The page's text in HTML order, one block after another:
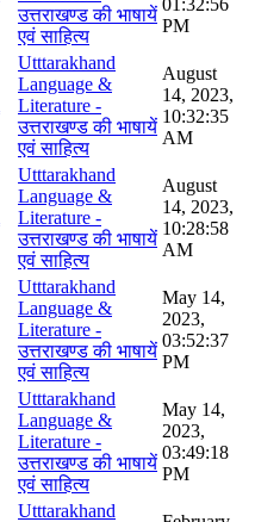
उत्तराखण्ड की भाषायें
एवं साहित्य
PM
Utttarakhand
Language &
Literature -
उत्तराखण्ड की भाषायें
एवं साहित्य
August
14, 2023,
10:32:35
AM
Utttarakhand
Language &
Literature -
उत्तराखण्ड की भाषायें
एवं साहित्य
August
14, 2023,
10:28:58
AM
Utttarakhand
Language &
Literature -
उत्तराखण्ड की भाषायें
एवं साहित्य
May 14,
2023,
03:52:37
PM
Utttarakhand
Language &
Literature -
उत्तराखण्ड की भाषायें
एवं साहित्य
May 14,
2023,
03:49:18
PM
Utttarakhand